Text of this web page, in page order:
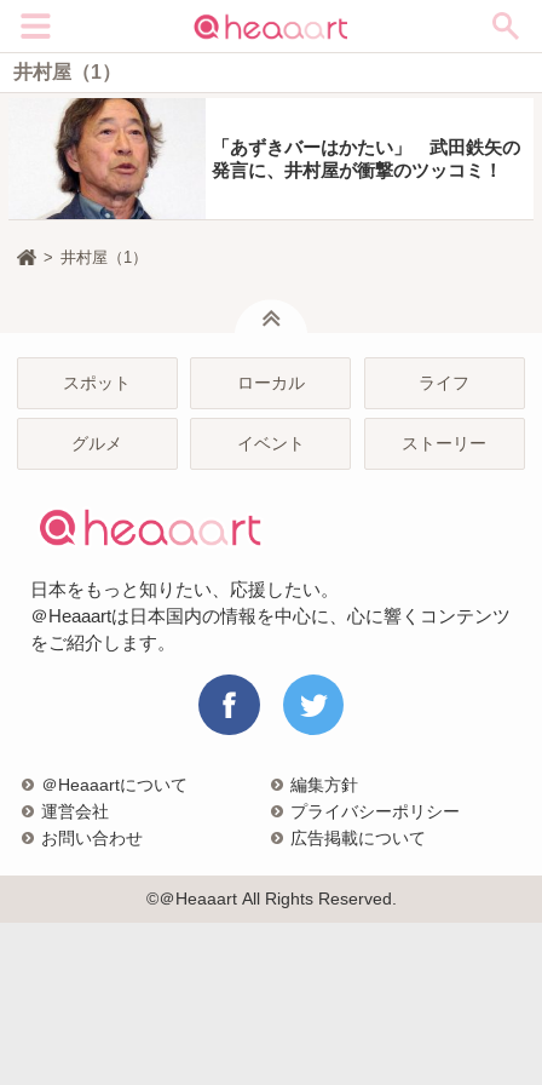
井村屋（1）
「あずきバーはかたい」 武田鉄矢の
発言に、井村屋が衝撃のツッコミ！
井村屋（1）
スポット ローカル ライフ
グルメ イベント ストーリー
日本をもっと知りたい、応援したい。
＠Heaaartは日本国内の情報を中心に、心に響くコンテンツ
をご紹介します。
＠Heaaartについて
編集方針
運営会社
プライバシーポリシー
お問い合わせ
広告掲載について
©＠Heaaart All Rights Reserved.